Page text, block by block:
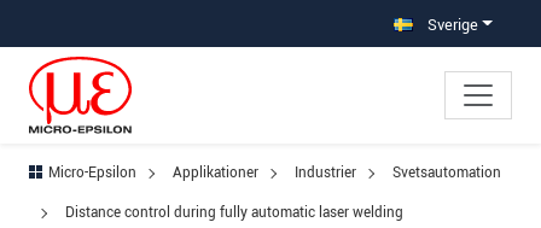
Sverige
Micro-Epsilon Applikationer Industrier
Svetsautomation
Distance control during fully automatic laser welding